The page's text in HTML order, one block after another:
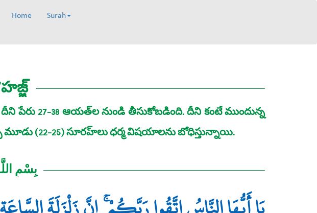
Home Surah
27-38 ఆయత్‌ల నుండి తీసుకోబడింది. దీని కంటే ముందున్న
(22-25) సూరహ్‌లు ధర్మ విషయాలను బోధిస్తున్నాయి.
بِسْمِ